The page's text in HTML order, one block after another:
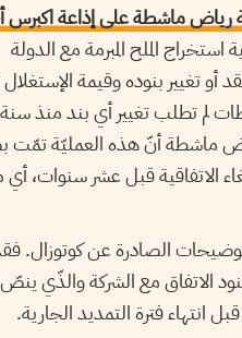
رياض ماشطة على إذاعة
استخراج الملح المبرمة مع الدولة
تغيير بنوده وقيمة الإستغلال
لم تطلب تغيير أي بند منذ سنة
الذّي تم منحه للشركة سنة 2014، فأشار رياض ماشطة أنّ هذه
إلغاء الاتفاقية قبل عشر سنوات،
09 ديسمبر 2015، جاء متناغما مع التوضيحات الصادرة عن كوتوزال.
بنود الاتفاق مع الشركة والذّي